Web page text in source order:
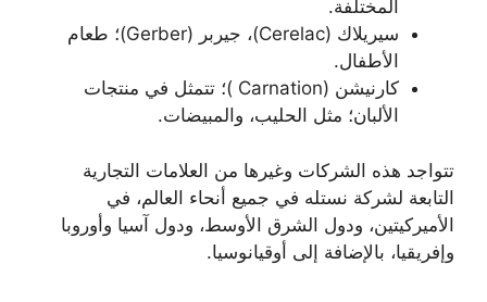
المختلفة.
سيريلاك (Cerelac)، جيربر (Gerber)؛ طعام
الأطفال.
كارنيشن (Carnation )؛ تتمثل في منتجات
الألبان؛ مثل الحليب، والمبيضات.
تتواجد هذه الشركات وغيرها من العلامات التجارية
التابعة لشركة نستله في جميع أنحاء العالم، في
الأميركيتين، ودول الشرق الأوسط، ودول آسيا وأوروبا
وإفريقيا، بالإضافة إلى أوقيانوسيا.